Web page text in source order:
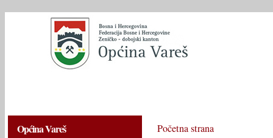
Općina Vareš Početna strana